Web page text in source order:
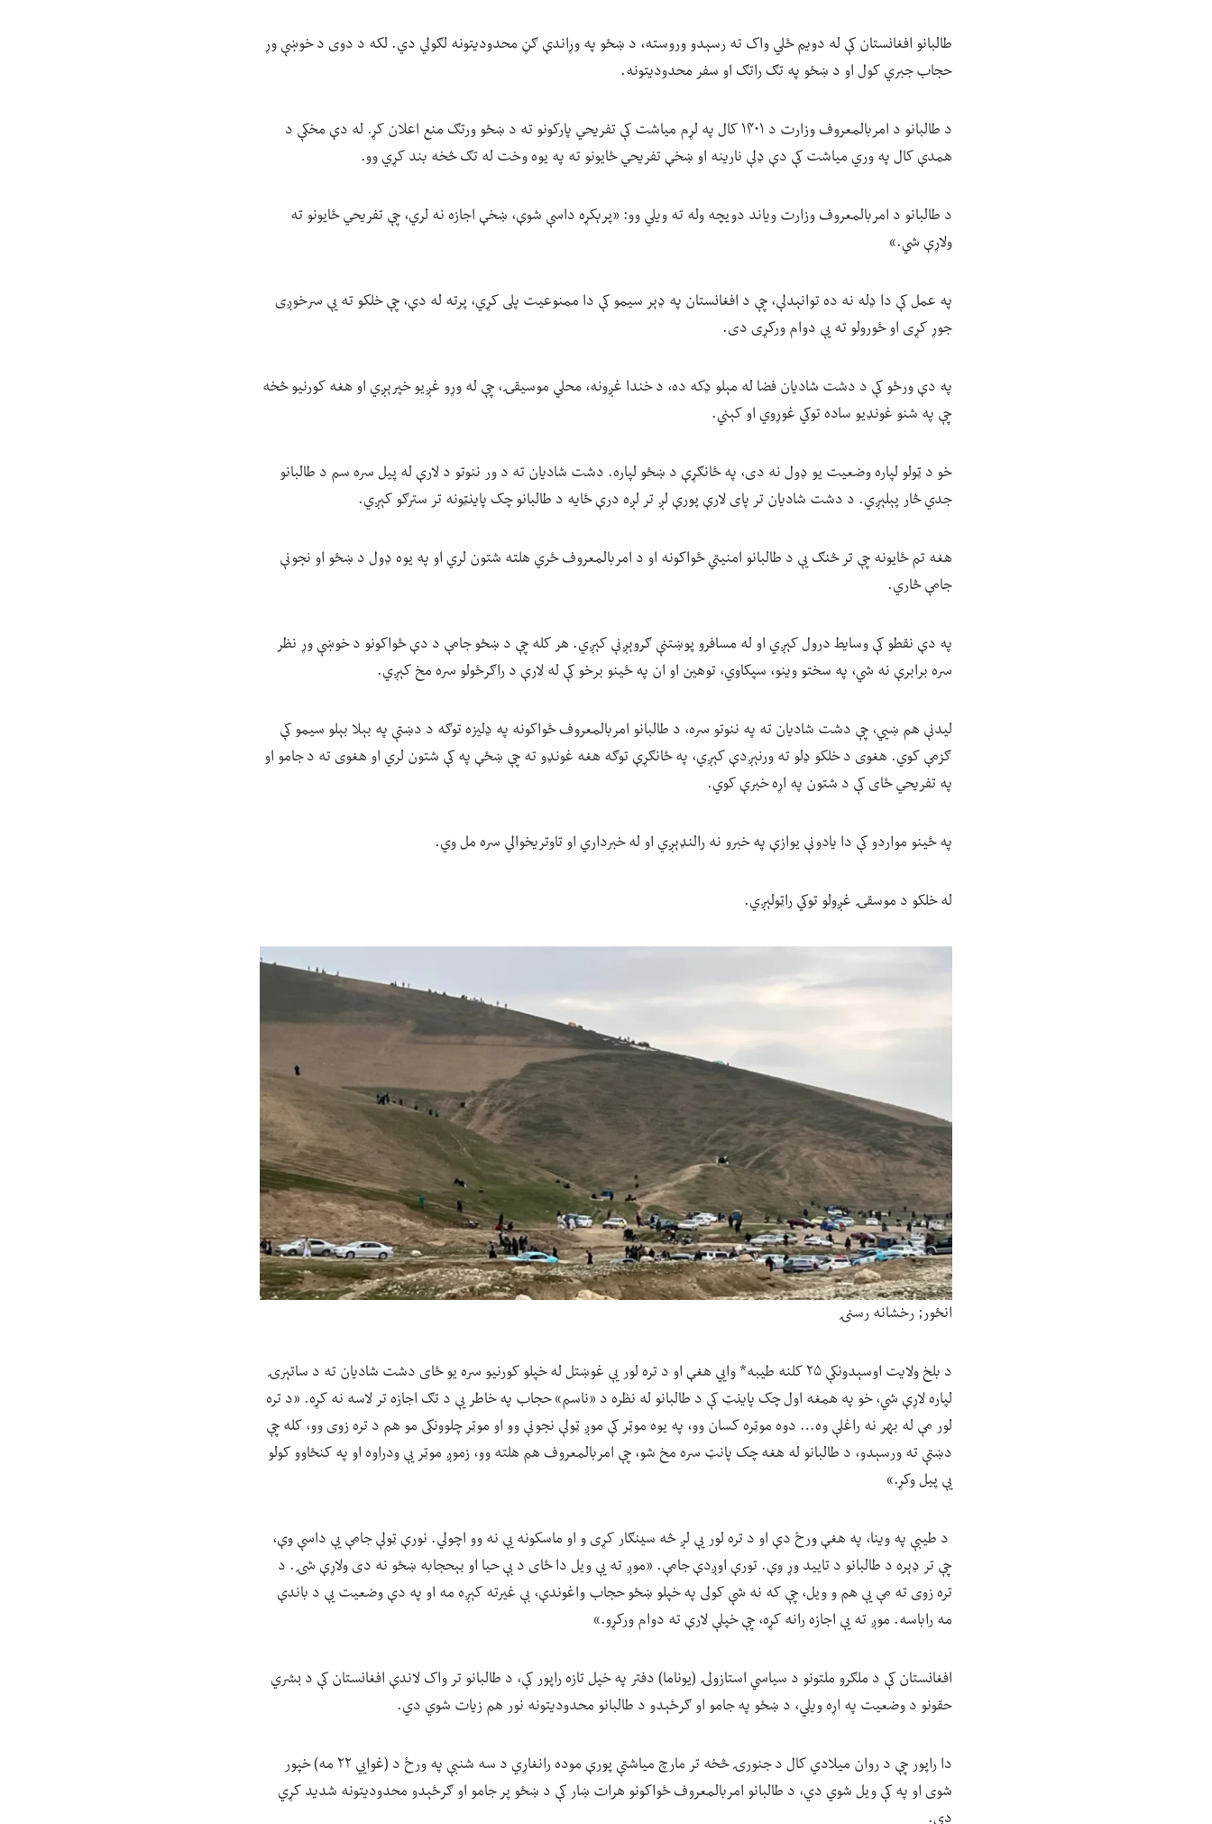
طالبانو افغانستان کې له دویم ځلي واک ته رسېدو وروسته، د ښځو په وړاندې ګڼ محدودیتونه لګولي دي. لکه د دوی د خوښې وړ
حجاب جبري کول او د ښځو په تګ راتګ او سفر محدودیتونه.
د طالبانو د امربالمعروف وزارت د ۱۴۰۱ کال په لړم میاشت کې تفریحي پارکونو ته د ښځو ورتګ منع اعلان کړ. له دې مخکې د
همدې کال په وري میاشت کې دې ډلې نارینه او ښخې تفریحي ځایونو ته په یوه وخت له تګ څخه بند کړي وو.
د طالبانو د امربالمعروف وزارت ویاند دویچه وله ته ویلي وو: «پرېکړه داسې شوې، ښخې اجازه نه لري، چې تفریحي ځایونو ته
ولاړې شي.»
په عمل کې دا ډله نه ده توانېدلې، چې د افغانستان په ډېر سیمو کې دا ممنوعیت پلی کړي، پرته له دې، چې خلکو ته یې سرخوږی
جوړ کړی او ځورولو ته یې دوام ورکړی دی.
په دې ورځو کې د دشت شادیان فضا له مېلو ډکه ده، د خندا غږونه، محلي موسیقۍ، چې له وړو غږیو خپرېږي او هغه کورنیو څخه
چې په شنو غونډیو ساده توکي غوړوي او کېني.
خو د ټولو لپاره وضعیت یو ډول نه دی، په ځانګړې د ښځو لپاره. دشت شادیان ته د ور ننوتو د لارې له پیل سره سم د طالبانو
جدي څار پېلېږي. د دشت شادیان تر پای لارې پورې لږ تر لږه درې ځایه د طالبانو چک پاینټونه تر سترګو کېږي.
هغه تم ځایونه چې تر څنګ یې د طالبانو امنیتي ځواکونه او د امربالمعروف ځري هلته شتون لري او په یوه ډول د ښځو او نجونې
جامې څاري.
په دې نقطو کې وسایط درول کېږي او له مسافرو پوښتنې ګروېږنې کېږي. هر کله چې د ښځو جامې د دې ځواکونو د خوښې وړ نظر
سره برابرې نه شي، په سختو وینو، سپکاوي، توهین او ان په ځینو برخو کې له لارې د راګرځولو سره مخ کېږي.
لیدنې هم ښيي، چې دشت شادیان ته په ننوتو سره، د طالبانو امربالمعروف ځواکونه په ډلیزه توګه د دښتې په بېلا بېلو سیمو کې
ګزمې کوي. هغوی د خلکو ډلو ته ورنېږدې کېږي، په ځانګړې توګه هغه غونډو ته چې ښځې په کې شتون لري او هغوی ته د جامو او
په تفریحي ځای کې د شتون په اړه خبرې کوي.
په ځینو مواردو کې دا یادونې یوازې په خبرو نه رالنډېږي او له خبرداري او تاوتریخوالي سره مل وي.
له خلکو د موسقۍ غږولو توکي راټولېږي.
انځور; رخشانه رسنۍ
د بلخ ولایت اوسېدونکې ۲۵ کلنه طیبه* وايي هغې او د تره لور یې غوښتل له خپلو کورنیو سره یو ځای دشت شادیان ته د ساتېرۍ
لپاره لاړې شي، خو په همغه اول چک پاینټ کې د طالبانو له نظره د «ناسم» حجاب په خاطر یې د تګ اجازه تر لاسه نه کړه. «د تره
لور مې له بهر نه راغلې وه… دوه موټره کسان وو، په یوه موټر کې موږ ټولې نجونې وو او موټر چلوونکی مو هم د تره زوی وو، کله چې
دښتې ته ورسېدو، د طالبانو له هغه چک پانټ سره مخ شو، چې امربالمعروف هم هلته وو، زموږ موټر یې ودراوه او په کنځاوو کولو
یې پیل وکړ.»
د طیبې په وینا، په هغې ورځ دې او د تره لور یې لږ څه سینګار کړی و او ماسکونه یې نه وو اچولي. نورې ټولې جامې یې داسې وې،
چې تر ډېره د طالبانو د تایید وړ وې. تورې اوږدې جامې. «موږ ته یې ویل دا ځای د بې حیا او بېحجابه ښځو نه دی ولاړې شۍ. د
تره زوی ته مې یې هم و ویل، چې که نه شې کولی په خپلو ښځو حجاب واغوندې، بې غیرته کېږه مه او په دې وضعیت یې د باندې
مه راباسه. موږ ته یې اجازه رانه کړه، چې خپلې لارې ته دوام ورکړو.»
افغانستان کې د ملګرو ملتونو د سیاسي استازولۍ (یوناما) دفتر په خپل تازه راپور کې، د طالبانو تر واک لاندې افغانستان کې د بشري
حقونو د وضعیت په اړه ویلي، د ښځو په جامو او ګرځېدو د طالبانو محدودیتونه نور هم زیات شوي دي.
دا راپور چې د روان میلادي کال د جنورۍ څخه تر مارچ میاشتې پورې موده رانغاړي د سه شنبې په ورځ د (غوايي ۲۲ مه) خپور
شوی او په کې ویل شوي دي، د طالبانو امربالمعروف ځواکونو هرات ښار کې د ښځو پر جامو او ګرځېدو محدودیتونه شدید کړي